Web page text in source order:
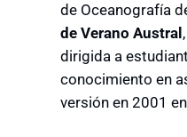
de Oceanografía
de Verano Austral
dirigida a
conocimiento en
versión en 2001